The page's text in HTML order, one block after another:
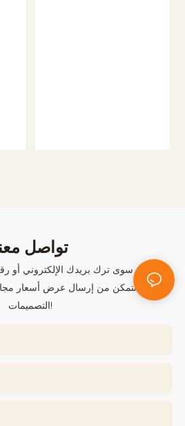
تواصل
ما عليك سوى ترك بريدك الإلكتروني أو
حتى نتمكن من إرسال عرض أسعار
التصميمات!